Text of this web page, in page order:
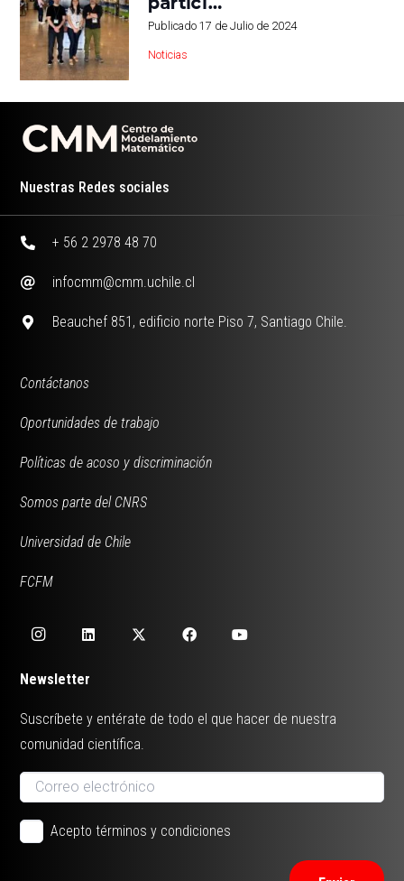
Publicado 17 de Julio de 2024
Noticias
Nuestras Redes sociales
+ 56 2 2978 48 70
infocmm@cmm.uchile.cl
Beauchef 851, edificio norte Piso 7, Santiago Chile.
Contáctanos
Oportunidades de trabajo
Políticas de acoso y discriminación
Somos parte del CNRS
Universidad de Chile
FCFM
Newsletter
Suscríbete y entérate de todo el que hacer de nuestra
comunidad científica.
Acepto términos y condiciones